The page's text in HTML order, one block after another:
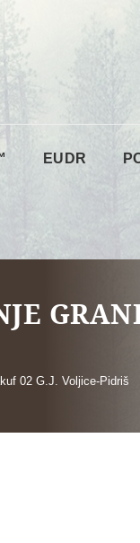
EUDR
02 G.J. Voljice-Pidriš